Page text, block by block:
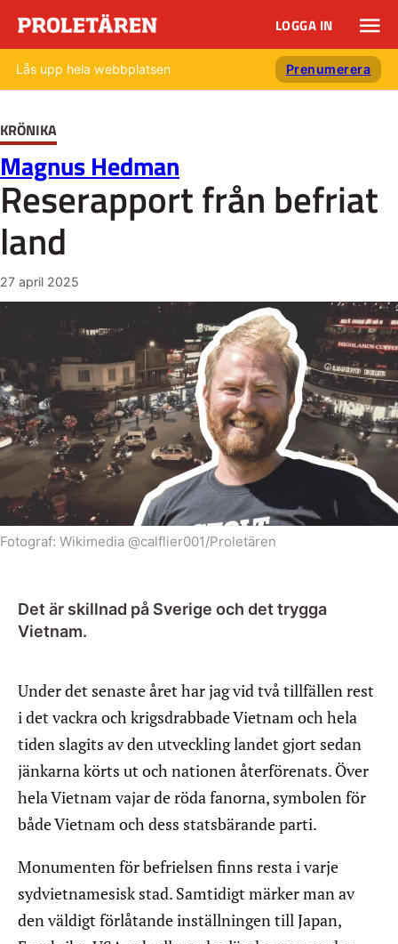
LOGGA IN
Lås upp hela webbplatsen Prenumerera
KRÖNIKA
Magnus Hedman
Reserapport från befriat
land
27 april 2025
Fotograf: Wikimedia @calflier001/Proletären
Det är skillnad på Sverige och det trygga
Vietnam.
Under det senaste året har jag vid två tillfällen rest
i det vackra och krigsdrabbade Vietnam och hela
tiden slagits av den utveckling landet gjort sedan
jänkarna körts ut och nationen återförenats. Över
hela Vietnam vajar de röda fanorna, symbolen för
både Vietnam och dess statsbärande parti.
Monumenten för befrielsen finns resta i varje
sydvietnamesisk stad. Samtidigt märker man av
den väldigt förlåtande inställningen till Japan,